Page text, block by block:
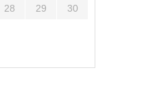
28 29 30